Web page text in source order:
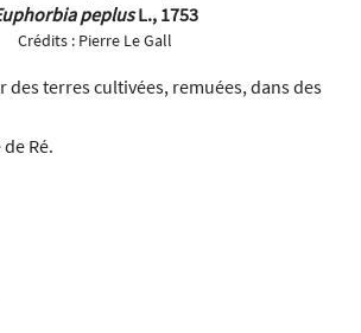
peplusL., 1753
Crédits : Pierre Le Gall
des terres cultivées, remuées, dans des
Ré.